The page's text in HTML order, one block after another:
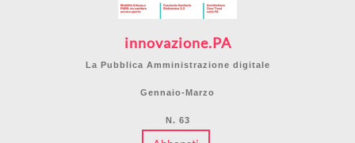
innovazione.PA
La Pubblica Amministrazione digitale
Gennaio-Marzo
N. 63